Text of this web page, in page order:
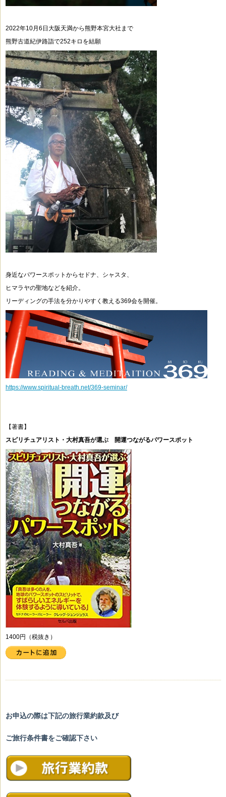
2022年10月6日大阪天満から熊野本宮大社まで
熊野古道紀伊路詣で252キロを結願
身近なパワースポットからセドナ、シャスタ、
ヒマラヤの聖地などを紹介。
リーディングの手法を分かりやすく教える369会を開催。
https://www.spiritual-breath.net/369-seminar/
【著書】
スピリチュアリスト・大村真吾が選ぶ 開運つながるパワースポット
1400円（税抜き）
お申込の際は下記の旅行業約款及び
ご旅行条件書をご確認下さい